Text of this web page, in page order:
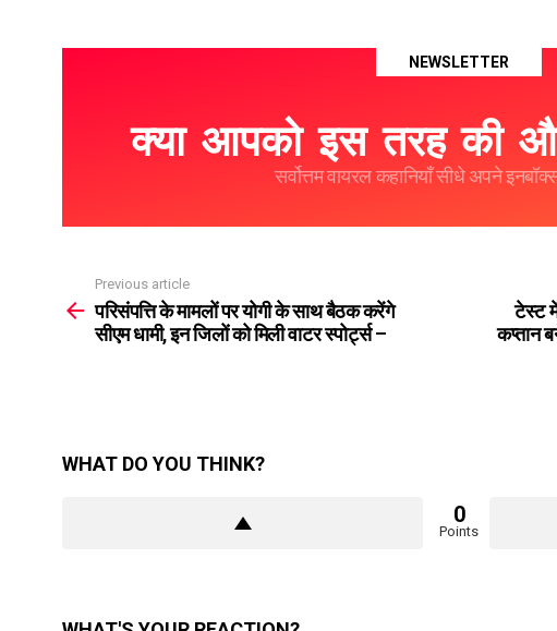
NEWSLETTER
क्या आपको इस तरह की
सर्वोत्तम वायरल कहानियाँ सीधे अपने
more
Previous article
परिसंपत्ति के मामलों पर योगी के साथ बैठक करेंगे
सीएम धामी, इन जिलों को मिली वाटर स्पोर्ट्स –
टेस्ट
कप्तान
WHAT DO YOU THINK?
0
Points